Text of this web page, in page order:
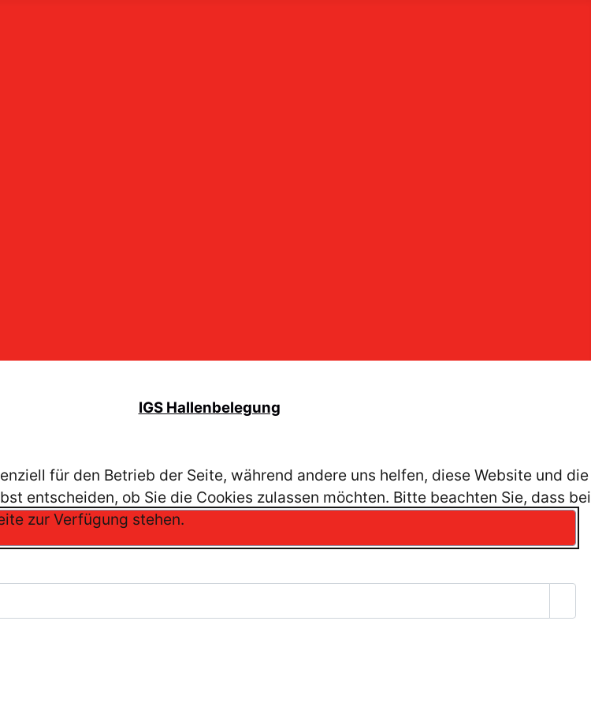
IGS Hallenbelegung
für den Betrieb der Seite, während andere uns helfen, diese Website und die
entscheiden, ob Sie die Cookies zulassen möchten. Bitte beachten Sie, dass bei
zur Verfügung stehen.